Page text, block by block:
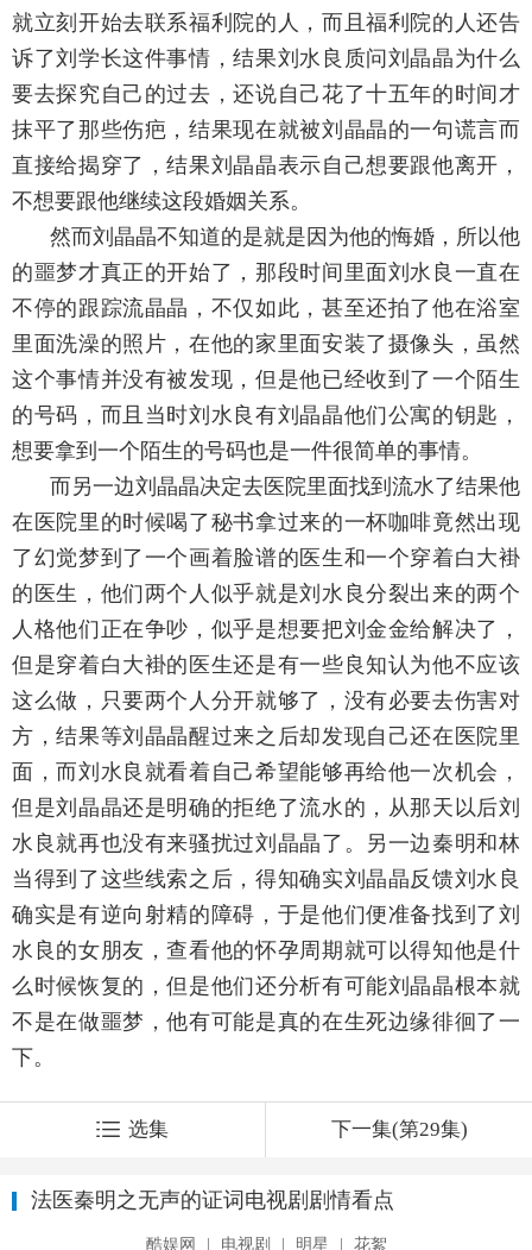
就立刻开始去联系福利院的人，而且福利院的人还告
诉了刘学长这件事情，结果刘水良质问刘晶晶为什么
要去探究自己的过去，还说自己花了十五年的时间才
抹平了那些伤疤，结果现在就被刘晶晶的一句谎言而
直接给揭穿了，结果刘晶晶表示自己想要跟他离开，
不想要跟他继续这段婚姻关系。
然而刘晶晶不知道的是就是因为他的悔婚，所以他
的噩梦才真正的开始了，那段时间里面刘水良一直在
不停的跟踪流晶晶，不仅如此，甚至还拍了他在浴室
里面洗澡的照片，在他的家里面安装了摄像头，虽然
这个事情并没有被发现，但是他已经收到了一个陌生
的号码，而且当时刘水良有刘晶晶他们公寓的钥匙，
想要拿到一个陌生的号码也是一件很简单的事情。
而另一边刘晶晶决定去医院里面找到流水了结果他
在医院里的时候喝了秘书拿过来的一杯咖啡竟然出现
了幻觉梦到了一个画着脸谱的医生和一个穿着白大褂
的医生，他们两个人似乎就是刘水良分裂出来的两个
人格他们正在争吵，似乎是想要把刘金金给解决了，
但是穿着白大褂的医生还是有一些良知认为他不应该
这么做，只要两个人分开就够了，没有必要去伤害对
方，结果等刘晶晶醒过来之后却发现自己还在医院里
面，而刘水良就看着自己希望能够再给他一次机会，
但是刘晶晶还是明确的拒绝了流水的，从那天以后刘
水良就再也没有来骚扰过刘晶晶了。另一边秦明和林
当得到了这些线索之后，得知确实刘晶晶反馈刘水良
确实是有逆向射精的障碍，于是他们便准备找到了刘
水良的女朋友，查看他的怀孕周期就可以得知他是什
么时候恢复的，但是他们还分析有可能刘晶晶根本就
不是在做噩梦，他有可能是真的在生死边缘徘徊了一
下。
选集 下一集(第29集)
法医秦明之无声的证词电视剧剧情看点
酷娱网 | 电视剧 | 明星 | 花絮